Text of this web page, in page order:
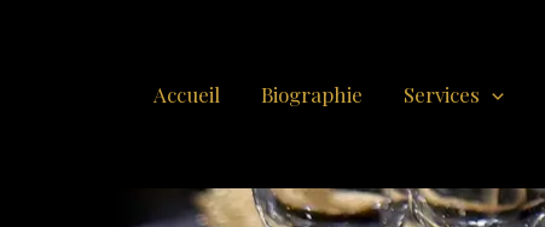
Accueil Biographie Services